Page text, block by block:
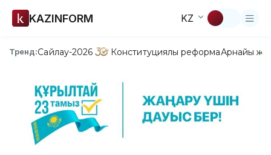
KAZINFORM KZ
Тренд:Сайлау-2026 Конституциялық реформаАрнайы